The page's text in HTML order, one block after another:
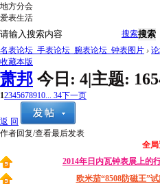
地方分会
爱表生活
搜索搜索
名表论坛_手表论坛_腕表论坛_钟表图片 ›
收藏本版
萧邦 今日: 4|主题:
12345678910... 34下一页
返 回
作者回复/查看最后发表
全
2014年日内瓦钟表展上的
欧米茄“8508防磁王”